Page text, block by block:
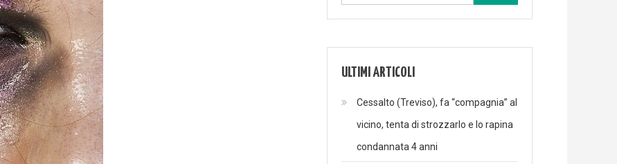
per:
ULTIMI ARTICOLI
Cessalto (Treviso), fa “compagnia” al
vicino, tenta di strozzarlo e lo rapina
condannata 4 anni